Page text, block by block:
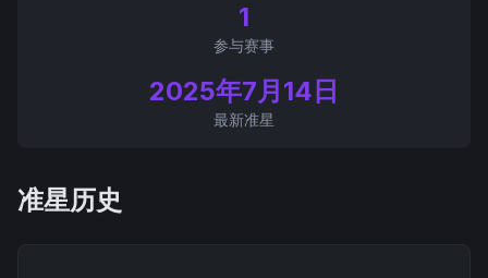
1
参与赛事
2025年7月14日
最新准星
准星历史